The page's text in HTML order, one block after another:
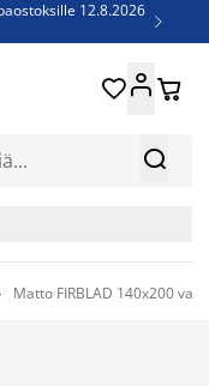
12.8.2026


 
Matto FIRBLAD 140x200